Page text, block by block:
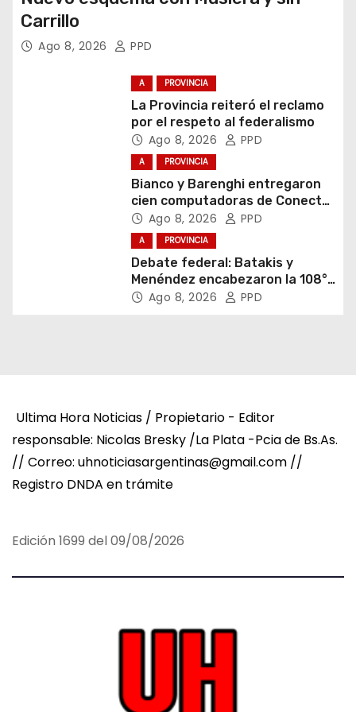
Carrillo
Ago 8, 2026 PPD
A PROVINCIA
La Provincia reiteró el reclamo
por el respeto al federalismo
Ago 8, 2026 PPD
A PROVINCIA
Bianco y Barenghi entregaron
cien computadoras de Conectar
Igualdad Bonaerense
Ago 8, 2026 PPD
A PROVINCIA
Debate federal: Batakis y
Menéndez encabezaron la 108°
Asamblea del CNV
Ago 8, 2026 PPD
Ultima Hora Noticias / Propietario - Editor
responsable: Nicolas Bresky /La Plata -Pcia de Bs.As.
// Correo: uhnoticiasargentinas@gmail.com //
Registro DNDA en trámite
Edición 1699 del 09/08/2026